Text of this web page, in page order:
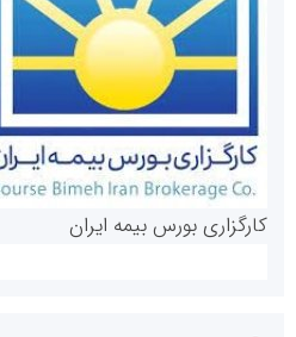
روابط عمومی خبرگزاری گزارش خبر
کارگزاری بورس بیمه ایران